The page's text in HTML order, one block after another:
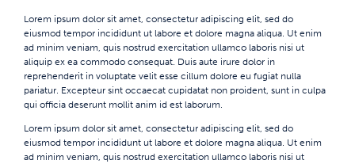
Lorem ipsum dolor sit amet, consectetur adipiscing elit, sed do
eiusmod tempor incididunt ut labore et dolore magna aliqua. Ut enim
ad minim veniam, quis nostrud exercitation ullamco laboris nisi ut
aliquip ex ea commodo consequat. Duis aute irure dolor in
reprehenderit in voluptate velit esse cillum dolore eu fugiat nulla
pariatur. Excepteur sint occaecat cupidatat non proident, sunt in culpa
qui officia deserunt mollit anim id est laborum.
Lorem ipsum dolor sit amet, consectetur adipiscing elit, sed do
eiusmod tempor incididunt ut labore et dolore magna aliqua. Ut enim
ad minim veniam, quis nostrud exercitation ullamco laboris nisi ut